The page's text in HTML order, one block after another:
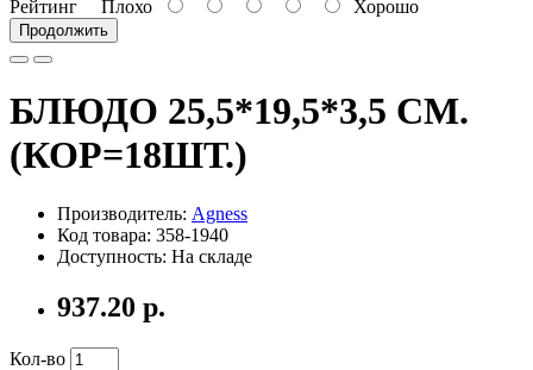
Рейтинг Плохо Хорошо
Продолжить
БЛЮДО 25,5*19,5*3,5 СМ.
(КОР=18ШТ.)
Производитель: Agness
Код товара: 358-1940
Доступность: На складе
937.20 р.
Кол-во